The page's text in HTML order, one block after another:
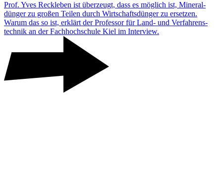
Prof. Yves Reck­leben ist über­zeugt, dass es möglich ist, Mine­ral­
dünger zu großen Teilen durch Wirt­schafts­dünger zu ersetzen.
Warum das so ist, erklärt der Professor für Land- und Verfah­rens­
technik an der Fach­hoch­schule Kiel im Inter­view.